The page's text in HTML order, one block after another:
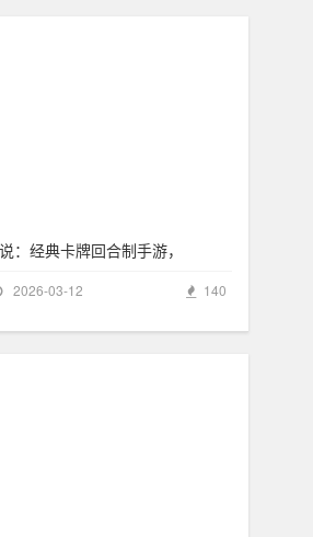
：经典卡牌回合制手游，
2026-03-12 140